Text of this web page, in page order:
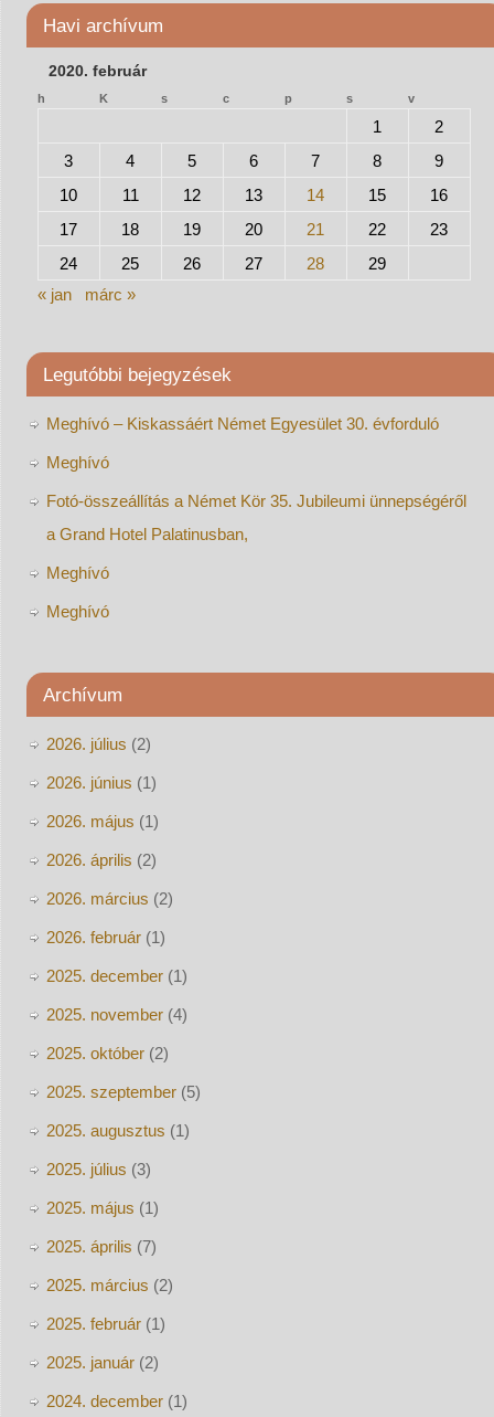
Havi archívum
2020. február
h K s c p s v
1
2
3
4 5 6 7 8
9
10
11 12 13 14 15
16
17
18 19 20 21 22
23
24
25 26 27 28
29
« jan
márc »
Legutóbbi bejegyzések
Meghívó – Kiskassáért Német Egyesület 30. évforduló
Meghívó
Fotó-összeállítás a Német Kör 35. Jubileumi ünnepségéről
a Grand Hotel Palatinusban,
Meghívó
Meghívó
Archívum
2026. július (2)
2026. június (1)
2026. május (1)
2026. április (2)
2026. március (2)
2026. február(1)
2025. december(1)
2025. november(4)
2025. október(2)
2025. szeptember(5)
2025. augusztus (1)
2025. július (3)
2025. május (1)
2025. április (7)
2025. március (2)
2025. február(1)
2025. január(2)
2024. december(1)